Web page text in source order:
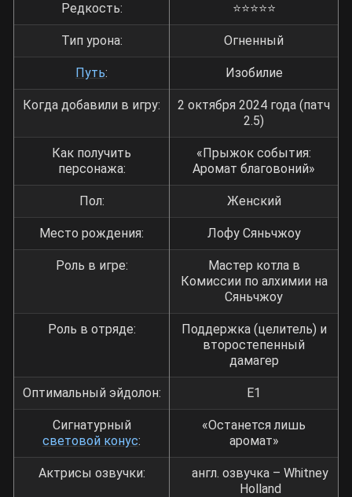
Редкость: ⭐⭐⭐⭐⭐
Тип урона: Огненный
Путь: Изобилие
Когда добавили в игру:
2 октября 2024 года (патч
2.5)
Как получить
персонажа:
«Прыжок события:
Аромат благовоний»
Пол: Женский
Место рождения: Лофу Сяньчжоу
Роль в игре:
Мастер котла в
Комиссии по алхимии на
Сяньчжоу
Роль в отряде:
Поддержка (целитель) и
второстепенный
дамагер
Оптимальный эйдолон: Е1
Сигнатурный
световой конус:
«Останется лишь
аромат»
Актрисы озвучки:
англ. озвучка – Whitney
Holland